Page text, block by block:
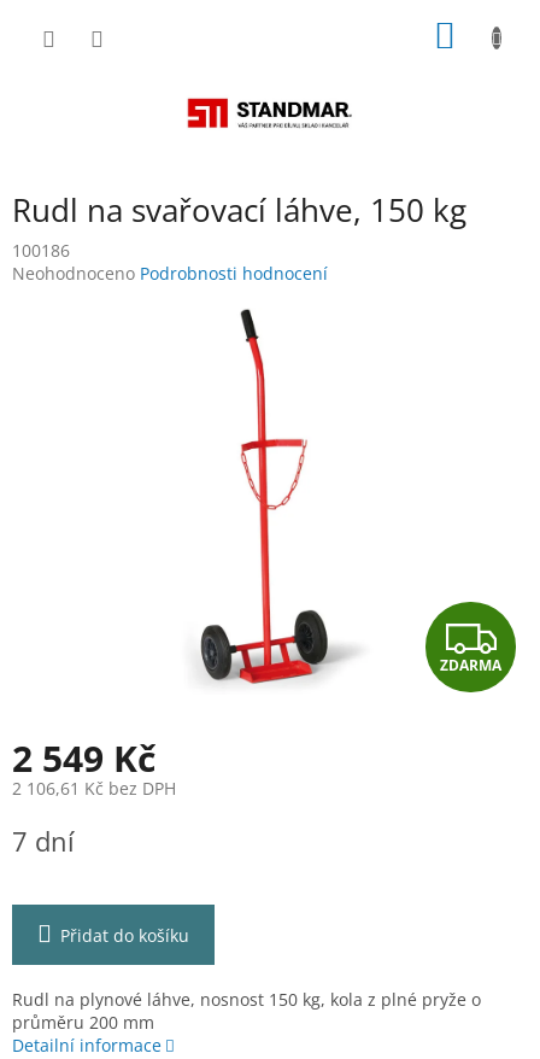
Rudl na svařovací láhve, 150 kg
100186
Průměrné
Neohodnoceno Podrobnosti hodnocení
Z
D
ZDARMA
2 549 Kč
2 106,61 Kč bez DPH
cena:
7 dní
Přidat do košíku
Rudl na plynové láhve, nosnost 150 kg, kola z plné pryže o
průměru 200 mm
Detailní informace